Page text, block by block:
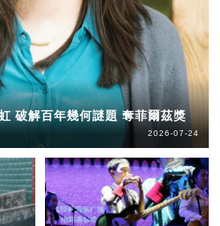
破解百年幾何謎題 奪菲爾茲獎
2026-07-24